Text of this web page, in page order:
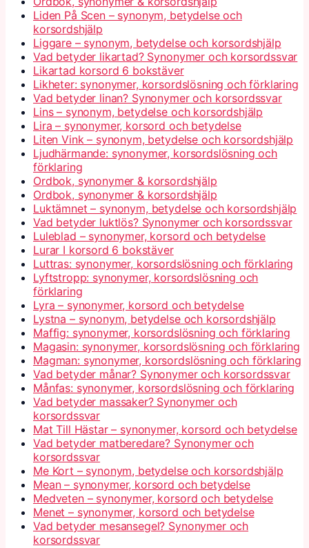
Liden På Scen – synonym, betydelse och
korsordshjälp
Liggare – synonym, betydelse och korsordshjälp
Vad betyder likartad? Synonymer och korsordssvar
Likartad korsord 6 bokstäver
Likheter: synonymer, korsordslösning och förklaring
Vad betyder linan? Synonymer och korsordssvar
Lins – synonym, betydelse och korsordshjälp
Lira – synonymer, korsord och betydelse
Liten Vink – synonym, betydelse och korsordshjälp
Ljudhärmande: synonymer, korsordslösning och
förklaring
Ordbok, synonymer & korsordshjälp
Ordbok, synonymer & korsordshjälp
Luktämnet – synonym, betydelse och korsordshjälp
Vad betyder luktlös? Synonymer och korsordssvar
Luleblad – synonymer, korsord och betydelse
Lurar I korsord 6 bokstäver
Luttras: synonymer, korsordslösning och förklaring
Lyftstropp: synonymer, korsordslösning och
förklaring
Lyra – synonymer, korsord och betydelse
Lystna – synonym, betydelse och korsordshjälp
Maffig: synonymer, korsordslösning och förklaring
Magasin: synonymer, korsordslösning och förklaring
Magman: synonymer, korsordslösning och förklaring
Vad betyder månar? Synonymer och korsordssvar
Månfas: synonymer, korsordslösning och förklaring
Vad betyder massaker? Synonymer och
korsordssvar
Mat Till Hästar – synonymer, korsord och betydelse
Vad betyder matberedare? Synonymer och
korsordssvar
Me Kort – synonym, betydelse och korsordshjälp
Mean – synonymer, korsord och betydelse
Medveten – synonymer, korsord och betydelse
Menet – synonymer, korsord och betydelse
Vad betyder mesansegel? Synonymer och
korsordssvar